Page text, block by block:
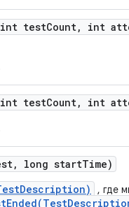
int testCount, int
int testCount, int
, long startTime)
, где